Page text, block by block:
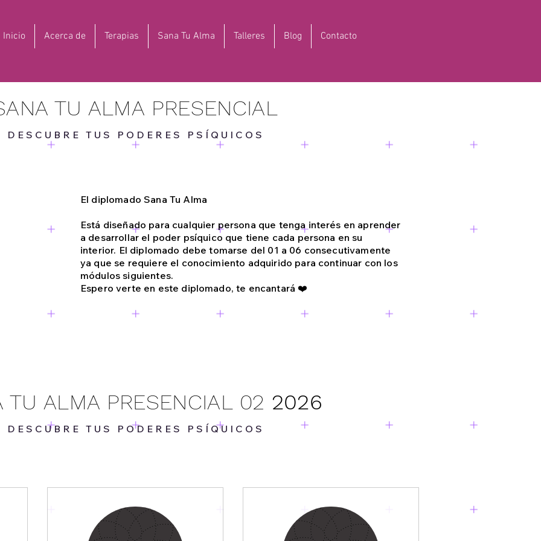
Inicio Acerca de Terapias Sana Tu Alma Talleres Blog Contacto
TU ALMA PRESENCIAL
DESCUBRE TUS PODERES PSÍQUICOS
El diplomado Sana Tu Alma
Está diseñado para cualquier persona que tenga interés en aprender
a desarrollar el poder psíquico que tiene cada persona en su
interior. El diplomado debe tomarse del 01 a 06 consecutivamente
ya que se requiere el conocimiento adquirido para continuar con los
módulos siguientes.
Espero verte en este diplomado, te encantará ❤️
TU ALMA PRESENCIAL 02 2026
DESCUBRE TUS PODERES PSÍQUICOS